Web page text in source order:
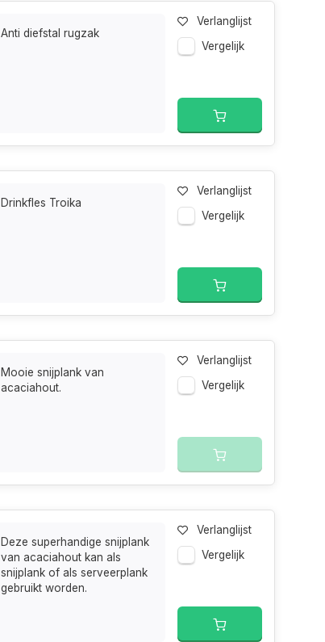
Anti diefstal rugzak
Verlanglijst
Vergelijk
Drinkfles Troika
Verlanglijst
Vergelijk
Mooie snijplank van
acaciahout.
Verlanglijst
Vergelijk
Deze superhandige snijplank
van acaciahout kan als
snijplank of als serveerplank
gebruikt worden.
Verlanglijst
Vergelijk